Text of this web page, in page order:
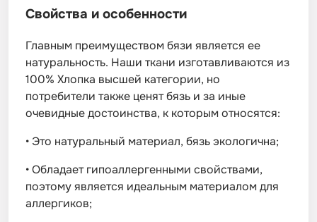
Свойства и особенности
Главным преимуществом бязи является ее
натуральность. Наши ткани изготавливаются из
100% Хлопка высшей категории, но
потребители также ценят бязь и за иные
очевидные достоинства, к которым относятся:
• Это натуральный материал, бязь экологична;
•Обладает гипоаллергенными свойствами,
поэтому является идеальным материалом для
аллергиков;